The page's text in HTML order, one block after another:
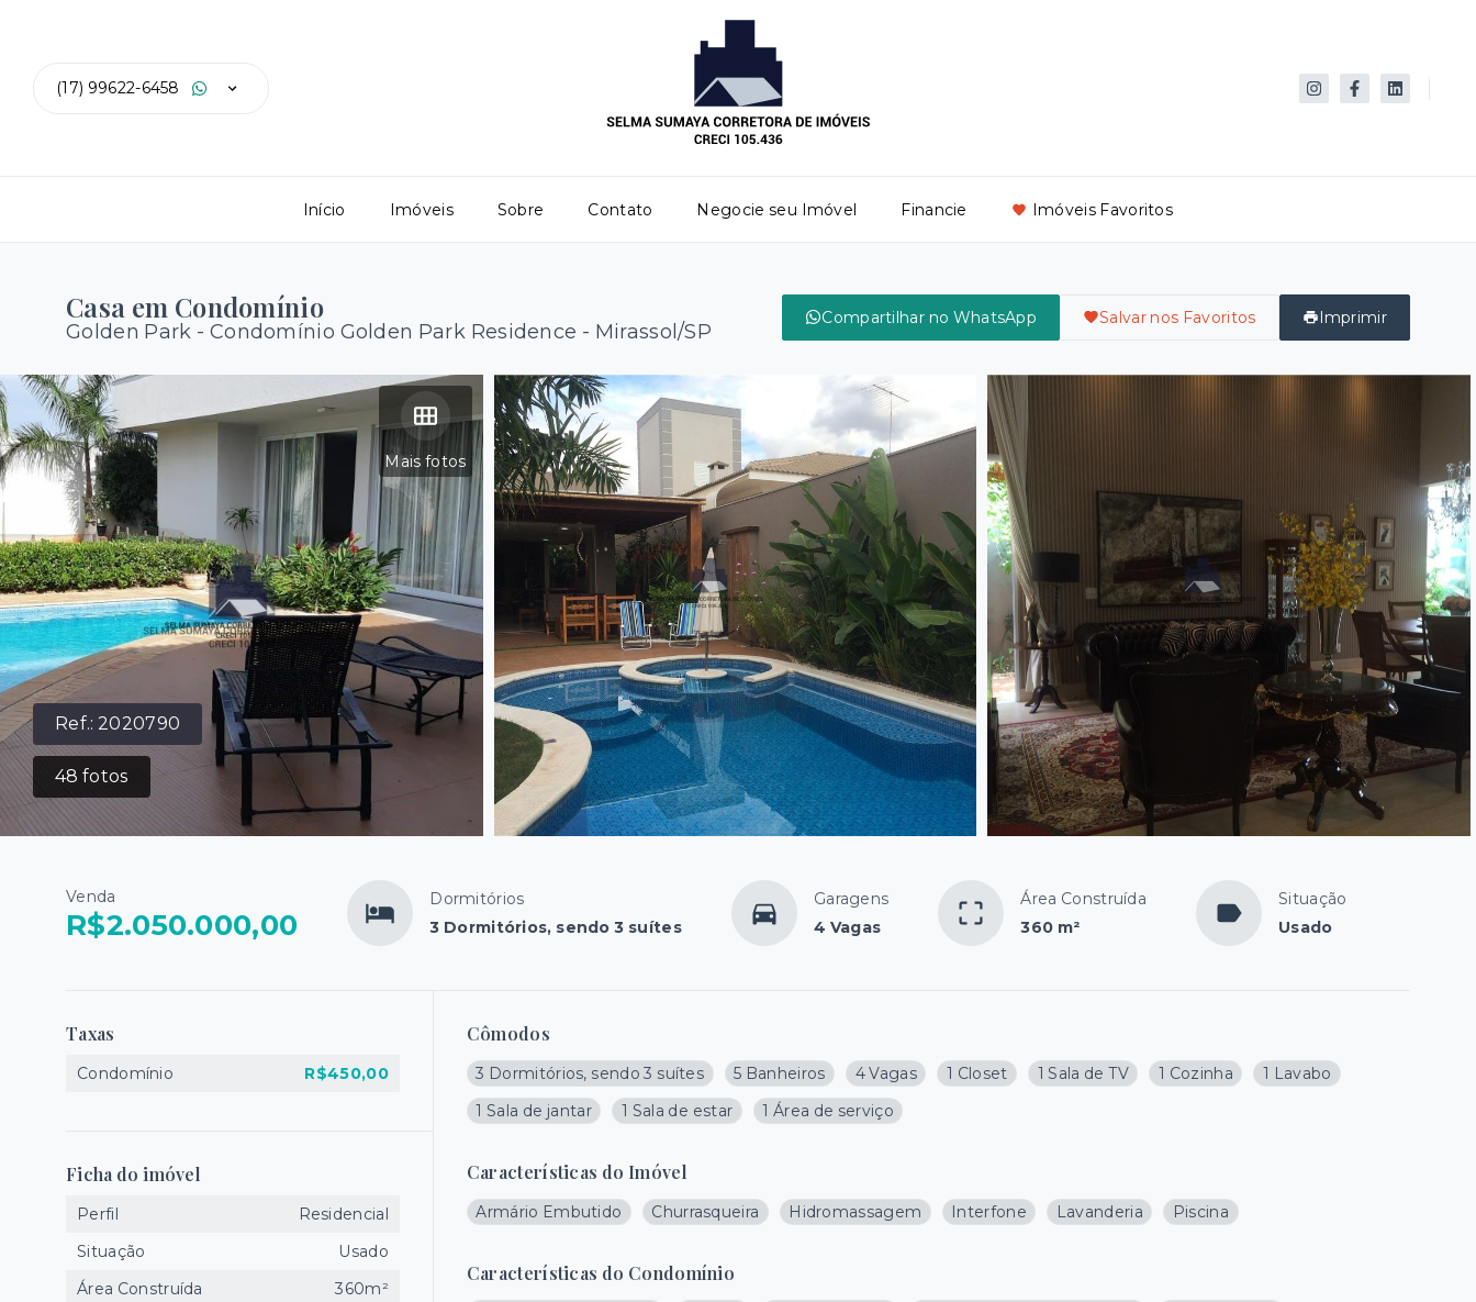
(17) 99622-6458
Início Imóveis Sobre Contato Negocie seu Imóvel Financie Imóveis Favoritos
Casa em Condomínio
Golden Park - Condomínio Golden Park Residence - Mirassol/SP
Compartilhar no WhatsApp Salvar nos Favoritos Imprimir
Ref.: 2020790
48 fotos
Mais fotos
Venda
R$2.050.000,00
Dormitórios
3 Dormitórios, sendo 3 suítes
Garagens
4 Vagas
Área Construída
360 m²
Situação
Usado
Cômodos
3 Dormitórios, sendo 3 suítes 5 Banheiros 4 Vagas 1 Closet 1 Sala de TV 1 Cozinha
1 Lavabo
1 Sala de jantar
1 Sala de estar 1 Área de serviço
Características do Imóvel
Armário Embutido Churrasqueira Hidromassagem Interfone Lavanderia Piscina
Características do Condomínio
Taxas
Condomínio R$450,00
Ficha do imóvel
Perfil
Residencial
Situação
Usado
Área Construída
360m²